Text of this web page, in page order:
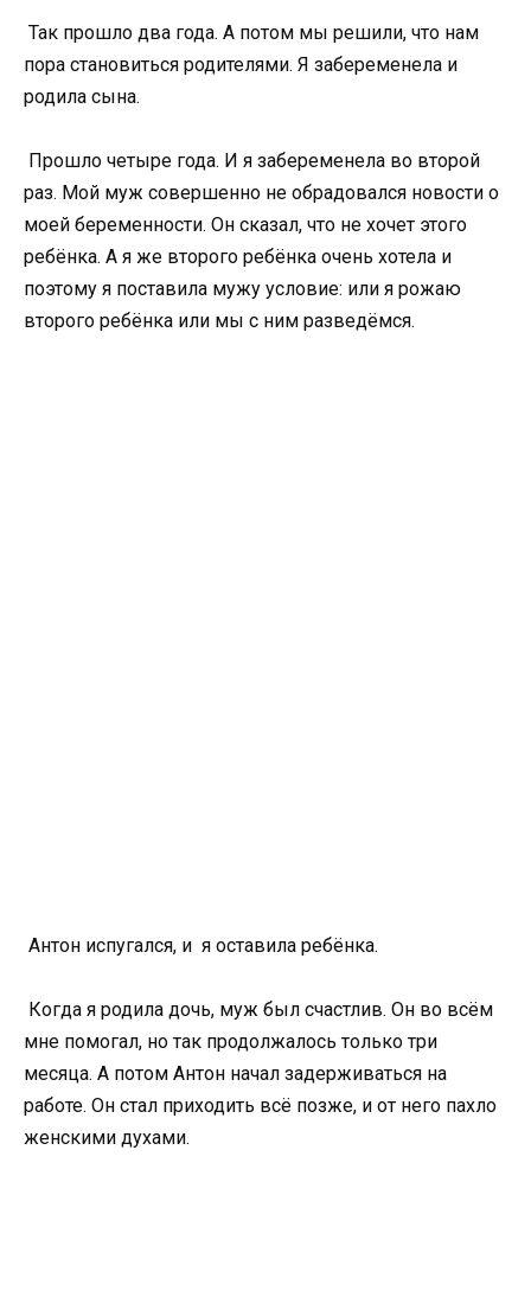
Так прошло два года. А потом мы решили, что нам
пора становиться родителями. Я забеременела и
родила сына.
Прошло четыре года. И я забеременела во второй
раз. Мой муж совершенно не обрадовался новости о
моей беременности. Он сказал, что не хочет этого
ребёнка. А я же второго ребёнка очень хотела и
поэтому я поставила мужу условие: или я рожаю
второго ребёнка или мы с ним разведёмся.
Антон испугался, и я оставила ребёнка.
Когда я родила дочь, муж был счастлив. Он во всём
мне помогал, но так продолжалось только три
месяца. А потом Антон начал задерживаться на
работе. Он стал приходить всё позже, и от него пахло
женскими духами.